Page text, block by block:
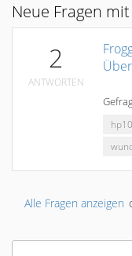
Neue Fragen
2
ANTWORTEN
Alle Fragen anzeigen